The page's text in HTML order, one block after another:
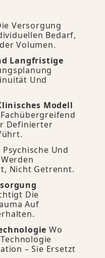
Versorgung
Bedarf,
Volumen.
Langfristige
Und
Modell
Definierter
Psychische Und
Nicht Getrennt.
Die
Auf
Wo
– Sie Ersetzt